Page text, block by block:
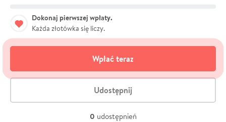
Dokonaj pierwszej wpłaty.
Każda złotówka się liczy.
Wpłać teraz
Udostępnij
0 udostępnień